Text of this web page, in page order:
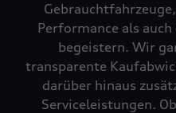
Performance als
begeistern. Wir
transparente
darüber hinaus
Serviceleistungen.